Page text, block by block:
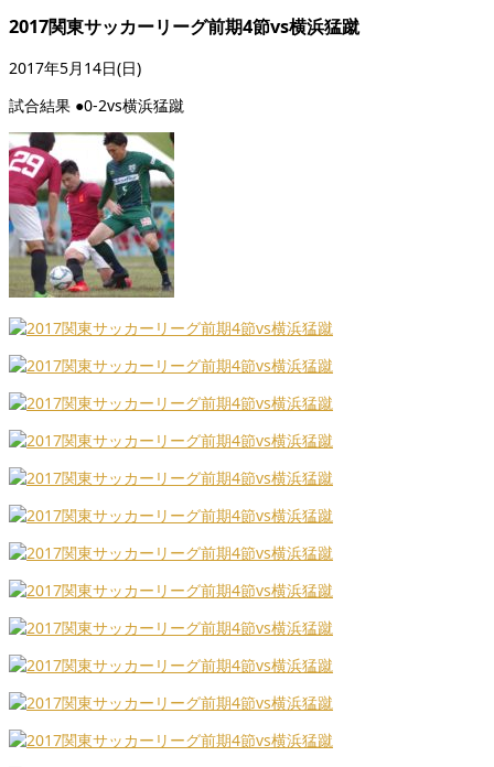
2017関東サッカーリーグ前期4節vs横浜猛蹴
2017年5月14日(日)
試合結果 ●0-2vs横浜猛蹴